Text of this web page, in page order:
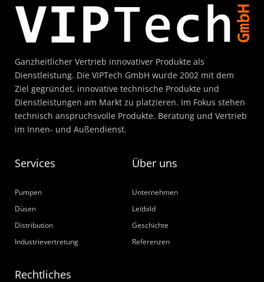
Ganzheitlicher Vertrieb innovativer Produkte als
Dienstleistung. Die VIPTech GmbH wurde 2002 mit dem
Ziel gegründet, innovative technische Produkte und
Dienstleistungen am Markt zu platzieren. Im Fokus stehen
technisch anspruchsvolle Produkte. Beratung und Vertrieb
im Innen- und Außendienst.
Services
Pumpen
Düsen
Distribution
Industrievertretung
Über uns
Unternehmen
Leitbild
Geschichte
Referenzen
Rechtliches